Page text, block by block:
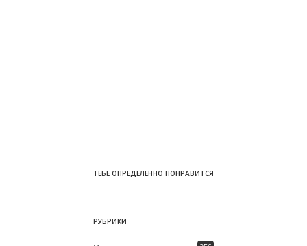
ТЕБЕ ОПРЕДЕЛЕННО ПОНРАВИТСЯ
РУБРИКИ